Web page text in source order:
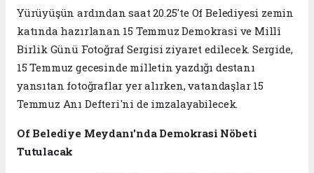
Yürüyüşün ardından saat 20.25'te Of Belediyesi zemin
katında hazırlanan 15 Temmuz Demokrasi ve Millî
Birlik Günü Fotoğraf Sergisi ziyaret edilecek. Sergide,
15 Temmuz gecesinde milletin yazdığı destanı
yansıtan fotoğraflar yer alırken, vatandaşlar 15
Temmuz Anı Defteri'ni de imzalayabilecek.
Of Belediye Meydanı'nda Demokrasi Nöbeti
Tutulacak